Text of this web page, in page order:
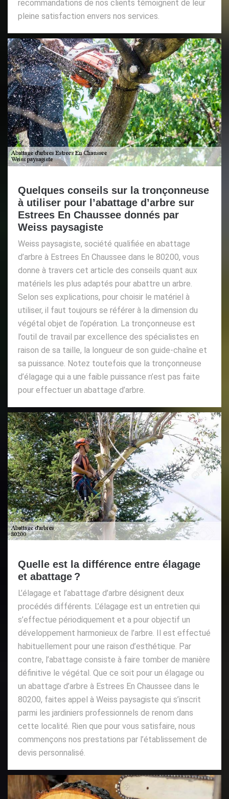
recommandations de nos clients témoignent de leur
pleine satisfaction envers nos services.
Quelques conseils sur la tronçonneuse
à utiliser pour l’abattage d’arbre sur
Estrees En Chaussee donnés par
Weiss paysagiste
Weiss paysagiste, société qualifiée en abattage
d’arbre à Estrees En Chaussee dans le 80200, vous
donne à travers cet article des conseils quant aux
matériels les plus adaptés pour abattre un arbre.
Selon ses explications, pour choisir le matériel à
utiliser, il faut toujours se référer à la dimension du
végétal objet de l’opération. La tronçonneuse est
l’outil de travail par excellence des spécialistes en
raison de sa taille, la longueur de son guide-chaîne et
sa puissance. Notez toutefois que la tronçonneuse
d’élagage qui a une faible puissance n’est pas faite
pour effectuer un abattage d’arbre.
Quelle est la différence entre élagage
et abattage ?
L’élagage et l’abattage d’arbre désignent deux
procédés différents. L’élagage est un entretien qui
s’effectue périodiquement et a pour objectif un
développement harmonieux de l’arbre. Il est effectué
habituellement pour une raison d’esthétique. Par
contre, l’abattage consiste à faire tomber de manière
définitive le végétal. Que ce soit pour un élagage ou
un abattage d’arbre à Estrees En Chaussee dans le
80200, faites appel à Weiss paysagiste qui s’inscrit
parmi les jardiniers professionnels de renom dans
cette localité. Rien que pour vous satisfaire, nous
commençons nos prestations par l’établissement de
devis personnalisé.